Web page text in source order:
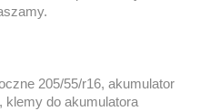
205/55/r16, akumulator
klemy do akumulatora